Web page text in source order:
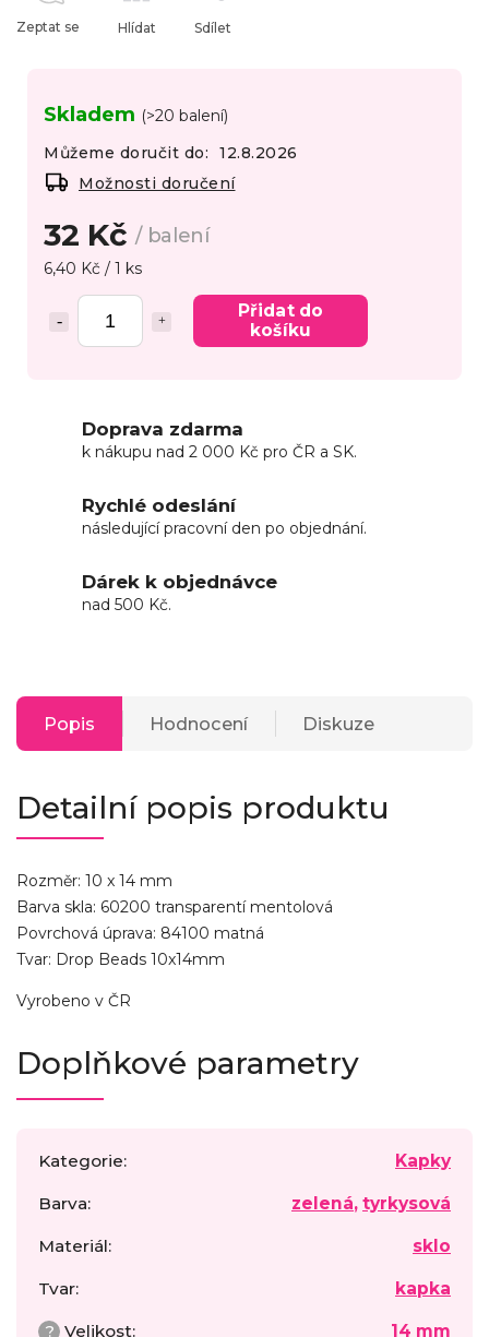
32 Kč/ balení
6,40 Kč / 1 ks
Přidat do
košíku
Skladem (>20 balení)
Můžeme doručit do:
12.8.2026
Možnosti doručení
Zeptat se Hlídat Sdílet
Doprava zdarma
k nákupu nad 2 000 Kč pro ČR a SK.
Rychlé odeslání
následující pracovní den po objednání.
Dárek k objednávce
nad 500 Kč.
Popis Hodnocení Diskuze
Detailní popis produktu
Rozměr: 10 x 14 mm
Barva skla: 60200 transparentí mentolová
Povrchová úprava: 84100 matná
Tvar: Drop Beads 10x14mm
Vyrobeno v ČR
Doplňkové parametry
Kategorie: Kapky
Barva: zelená, tyrkysová
Materiál: sklo
Tvar: kapka
? Velikost: 14 mm